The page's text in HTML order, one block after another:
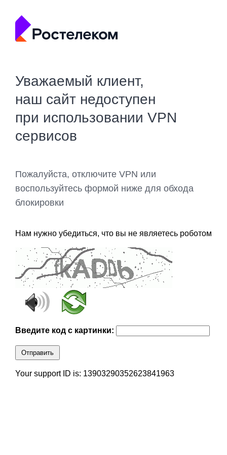
Уважаемый клиент,
наш сайт недоступен
при использовании VPN
сервисов
Пожалуйста, отключите VPN или
воспользуйтесь формой ниже для обхода
блокировки
Нам нужно убедиться, что вы не являетесь роботом
Введите код с картинки:
Отправить
Your support ID is: 13903290352623841963